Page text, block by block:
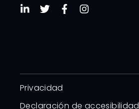
Privacidad
Declaración de accesibilidad